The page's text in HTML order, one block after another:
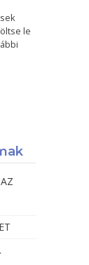
le